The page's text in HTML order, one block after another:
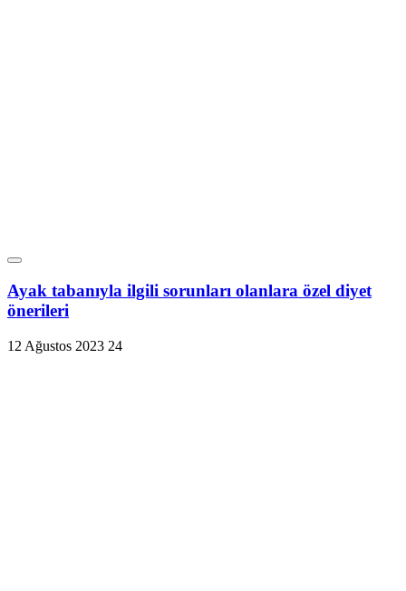
Ayak tabanıyla ilgili sorunları olanlara özel diyet
önerileri
12 Ağustos 2023 24